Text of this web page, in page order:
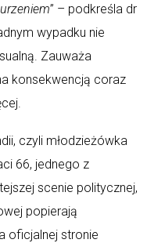
” – podkreśla dr
wypadku nie
Zauważa
konsekwencją coraz
czyli młodzieżówka
66, jednego z
scenie politycznej,
popierają
oficjalnej stronie